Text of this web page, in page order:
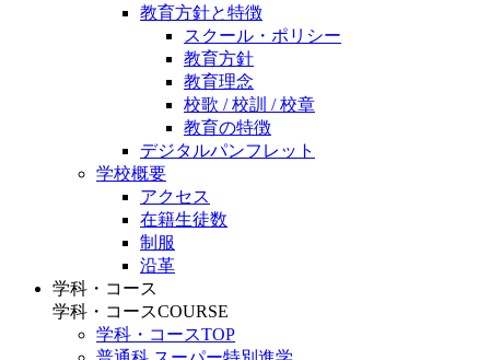
教育方針と特徴
スクール・ポリシー
教育方針
教育理念
校歌 / 校訓 / 校章
教育の特徴
デジタルパンフレット
学校概要
アクセス
在籍生徒数
制服
沿革
学科・コース
学科・コースCOURSE
学科・コースTOP